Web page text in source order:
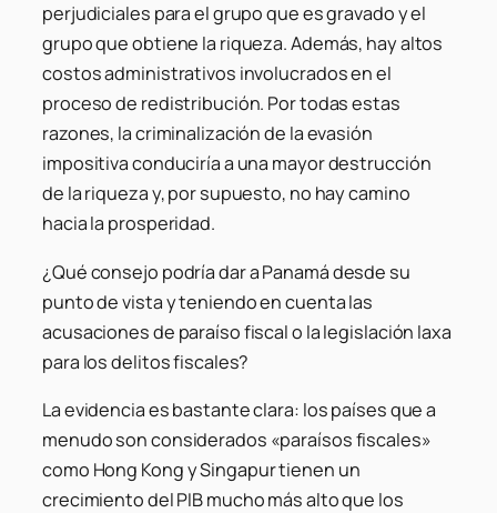
perjudiciales para el grupo que es gravado y el
grupo que obtiene la riqueza. Además, hay altos
costos administrativos involucrados en el
proceso de redistribución. Por todas estas
razones, la criminalización de la evasión
impositiva conduciría a una mayor destrucción
de la riqueza y, por supuesto, no hay camino
hacia la prosperidad.
¿Qué consejo podría dar a Panamá desde su
punto de vista y teniendo en cuenta las
acusaciones de paraíso fiscal o la legislación laxa
para los delitos fiscales?
La evidencia es bastante clara: los países que a
menudo son considerados «paraísos fiscales»
como Hong Kong y Singapur tienen un
crecimiento del PIB mucho más alto que los